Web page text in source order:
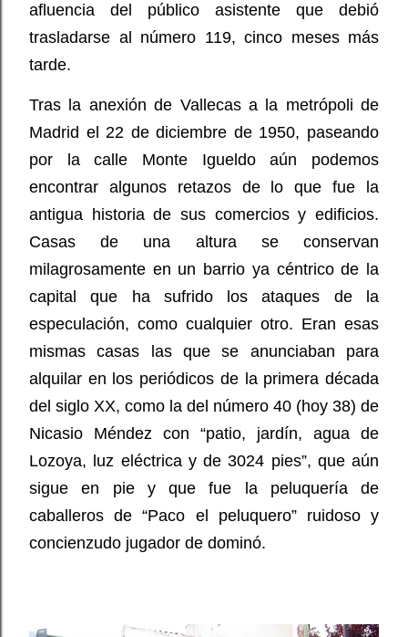
afluencia del público asistente que debió
trasladarse al número 119, cinco meses más
tarde.
Tras la anexión de Vallecas a la metrópoli de
Madrid el 22 de diciembre de 1950, paseando
por la calle Monte Igueldo aún podemos
encontrar algunos retazos de lo que fue la
antigua historia de sus comercios y edificios.
Casas de una altura se conservan
milagrosamente en un barrio ya céntrico de la
capital que ha sufrido los ataques de la
especulación, como cualquier otro. Eran esas
mismas casas las que se anunciaban para
alquilar en los periódicos de la primera década
del siglo XX, como la del número 40 (hoy 38) de
Nicasio Méndez con “patio, jardín, agua de
Lozoya, luz eléctrica y de 3024 pies”, que aún
sigue en pie y que fue la peluquería de
caballeros de “Paco el peluquero” ruidoso y
concienzudo jugador de dominó.